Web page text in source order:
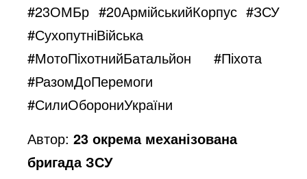
#23ОМБр #20АрмійськийКорпус #ЗСУ
#СухопутніВійська
#МотоПіхотнийБатальйон #Піхота
#РазомДоПеремоги
#СилиОборониУкраїни
Автор:23 окрема механізована
бригада ЗСУ